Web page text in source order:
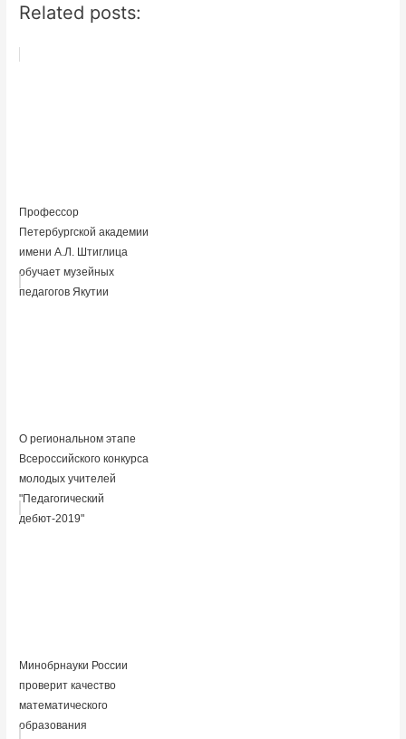
Related posts:
Профессор
Петербургской академии
имени А.Л. Штиглица
обучает музейных
педагогов Якутии
О региональном этапе
Всероссийского конкурса
молодых учителей
"Педагогический
дебют-2019"
Минобрнауки России
проверит качество
математического
образования